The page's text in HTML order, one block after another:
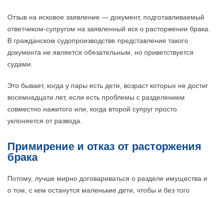
Отзыв на исковое заявление — документ, подготавливаемый
ответчиком-супругом на заявленный иск о расторжении брака.
В гражданском судопроизводстве представление такого
документа не является обязательным, но приветствуется
судами.
Это бывает, когда у пары есть дети, возраст которых не достиг
восемнадцати лет, если есть проблемы с разделением
совместно нажитого или, когда второй супруг просто
уклоняется от развода.
Примирение и отказ от расторжения
брака
Потому, лучше мирно договариваться о разделе имущества и
о том, с кем останутся маленькие дети, чтобы и без того